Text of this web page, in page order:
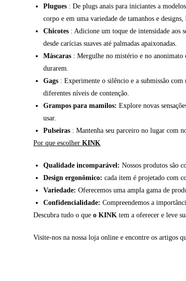
Plugues : De plugs anais para iniciantes a
corpo e em uma variedade de tamanhos e
Chicotes : Adicione um toque de intensidade aos
desde carícias suaves até palmadas apaixonadas.
Máscaras : Mergulhe no mistério e no anonimato
durarem.
Gags : Experimente o silêncio e a submissão com
diferentes níveis de contenção.
Grampos para mamilos: Explore novas
usar.
Pulseiras : Mantenha seu parceiro no lugar com
Por que escolherKINK
Qualidade incomparável: Nossos produtos são
Design ergonômico: cada item é projetado com
Variedade: Oferecemos uma ampla gama de
Confidencialidade: Compreendemos a
Descubra tudo o queo KINK tem a oferecer e leve
Visite-nos na nossa loja online e encontre os artigos